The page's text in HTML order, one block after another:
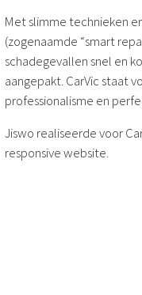
Met slimme technieken
(zogenaamde “smart
schadegevallen snel en
aangepakt. CarVic staat
professionalisme en
Jiswo realiseerde voor
responsive website.